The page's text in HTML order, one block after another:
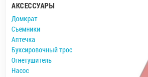
АКСЕССУАРЫ
Домкрат
Съемники
Аптечка
Буксировочный трос
Огнетушитель
Насос